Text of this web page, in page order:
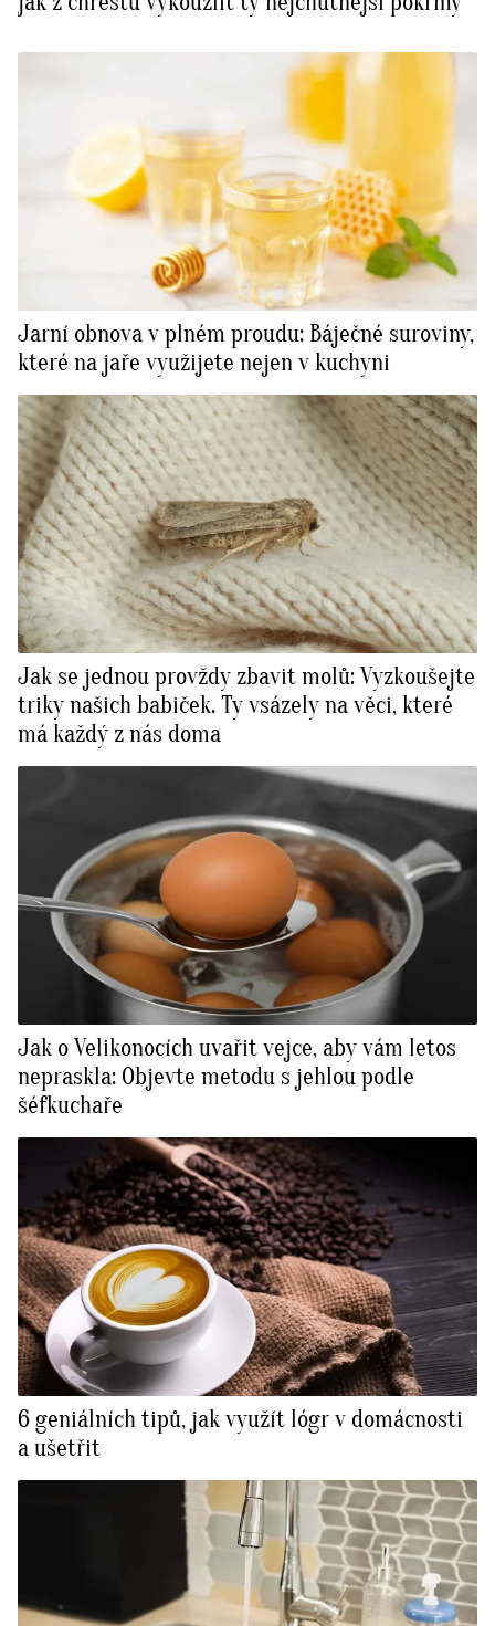
Jarní obnova v plném proudu: Báječné suroviny,
které na jaře využijete nejen v kuchyni
Jak se jednou provždy zbavit molů: Vyzkoušejte
triky našich babiček. Ty vsázely na věci, které
má každý z nás doma
Jak o Velikonocích uvařit vejce, aby vám letos
nepraskla: Objevte metodu s jehlou podle
šéfkuchaře
6 geniálních tipů, jak využít lógr v domácnosti
a ušetřit